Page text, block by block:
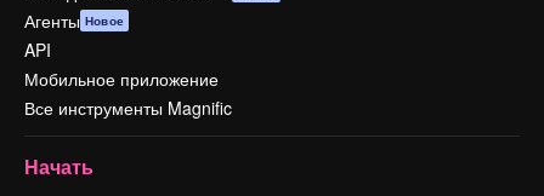
Агенты Новое
API
Мобильное приложение
Все инструменты Magnific
Начать